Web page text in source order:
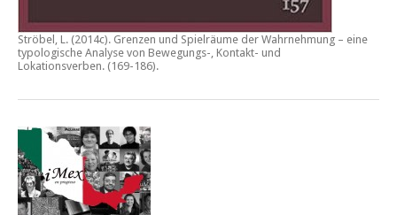
Ströbel, L. (2014c). Grenzen und Spielräume der Wahrnehmung – eine
typologische Analyse von Bewegungs-, Kontakt- und
Lokationsverben. (169-186).